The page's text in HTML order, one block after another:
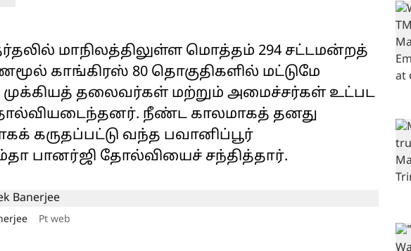
மாநிலத்திலுள்ள மொத்தம் 294 சட்டமன்றத்
காங்கிரஸ் 80 தொகுதிகளில் மட்டுமே
முக்கியத் தலைவர்கள் மற்றும் அமைச்சர்கள் உட்பட
நீண்ட காலமாகத் தனது
கருதப்பட்டு வந்த பவானிப்பூர்
பானர்ஜி தோல்வியைச் சந்தித்தார்.
Pt web